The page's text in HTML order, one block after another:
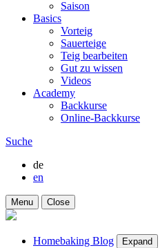
Saison
Basics
Vorteig
Sauerteige
Teig bearbeiten
Gut zu wissen
Videos
Academy
Backkurse
Online-Backkurse
Suche
de
en
Menu Close
Homebaking Blog Expand